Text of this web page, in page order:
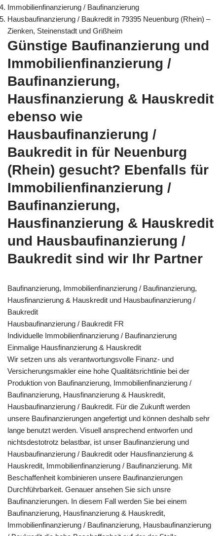
Immobilienfinanzierung / Baufinanzierung
Hausbaufinanzierung / Baukredit in 79395 Neuenburg (Rhein) –
Zienken, Steinenstadt und Grißheim
Günstige Baufinanzierung und
Immobilienfinanzierung /
Baufinanzierung,
Hausfinanzierung & Hauskredit
ebenso wie
Hausbaufinanzierung /
Baukredit in für Neuenburg
(Rhein) gesucht? Ebenfalls für
Immobilienfinanzierung /
Baufinanzierung,
Hausfinanzierung & Hauskredit
und Hausbaufinanzierung /
Baukredit sind wir Ihr Partner
Baufinanzierung, Immobilienfinanzierung / Baufinanzierung,
Hausfinanzierung & Hauskredit und Hausbaufinanzierung /
Baukredit
Hausbaufinanzierung / Baukredit FR
Individuelle Immobilienfinanzierung / Baufinanzierung
Einmalige Hausfinanzierung & Hauskredit
Wir setzen uns als verantwortungsvolle Finanz- und
Versicherungsmakler eine hohe Qualitätsrichtlinie bei der
Produktion von Baufinanzierung, Immobilienfinanzierung /
Baufinanzierung, Hausfinanzierung & Hauskredit,
Hausbaufinanzierung / Baukredit. Für die Zukunft werden
unsere Baufinanzierungen angefertigt und können deshalb sehr
lange benutzt werden. Visuell ansprechend entworfen und
nichtsdestotrotz belastbar, ist unser Baufinanzierung und
Hausbaufinanzierung / Baukredit oder Hausfinanzierung &
Hauskredit, Immobilienfinanzierung / Baufinanzierung. Mit
Beschaffenheit kombinieren unsere Baufinanzierungen
Durchführbarkeit. Genauer ansehen Sie sich unsre
Baufinanzierungen. In diesem Fall werden Sie bei einem
Baufinanzierung, Hausfinanzierung & Hauskredit,
Immobilienfinanzierung / Baufinanzierung, Hausbaufinanzierung